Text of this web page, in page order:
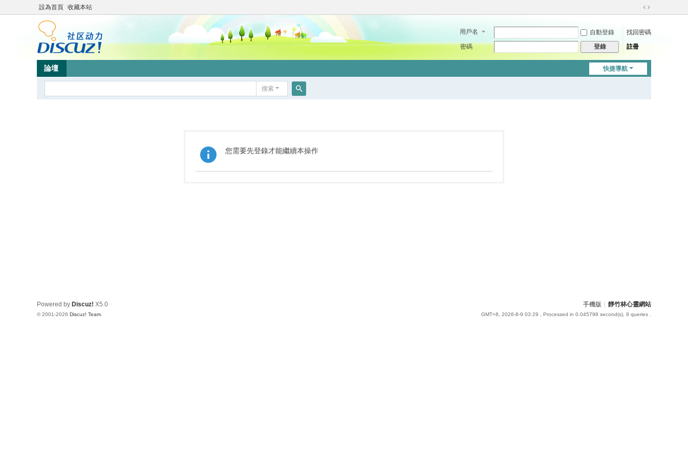
設為首頁 收藏本站
切
到
用戶名 自動登錄
找回密碼
密碼
登錄 註冊
快捷導航
論壇
搜索
您需要先登錄才能繼續本操作
手機版 靜竹林心靈網站
GMT+8, 2026-8-9 03:29 , Processed in 0.045798 second(s), 8 queries .
Powered by Discuz! X5.0
© 2001-2026 Discuz! Team